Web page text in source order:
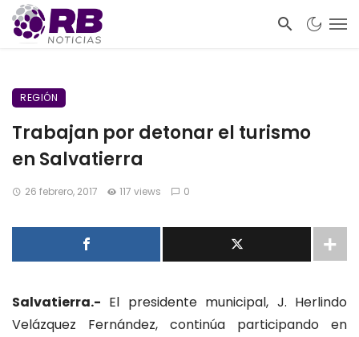
REGIÓN
Trabajan por detonar el turismo
en Salvatierra
26 febrero, 2017 117 views 0
Salvatierra.- El presidente municipal, J. Herlindo
Velázquez Fernández, continúa participando en